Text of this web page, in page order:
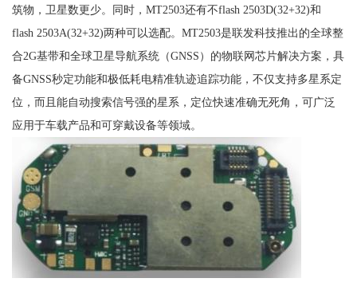
筑物，卫星数更少。同时，MT2503还有不flash 2503D(32+32)和
flash 2503A(32+32)两种可以选配。MT2503是联发科技推出的全球整
合2G基带和全球卫星导航系统（GNSS）的物联网芯片解决方案，具
备GNSS秒定功能和极低耗电精准轨迹追踪功能，不仅支持多星系定
位，而且能自动搜索信号强的星系，定位快速准确无死角，可广泛
应用于车载产品和可穿戴设备等领域。